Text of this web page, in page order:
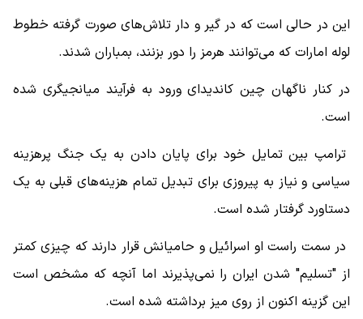
این در حالی است که در گیر و دار تلاش‌های صورت گرفته خطوط
لوله امارات که می‌توانند هرمز را دور بزنند، بمباران شدند.
در کنار ناگهان چین کاندیدای ورود به فرآیند میانجیگری شده
است.
ترامپ بین تمایل خود برای پایان دادن به یک جنگ پرهزینه
سیاسی و نیاز به پیروزی برای تبدیل تمام هزینه‌های قبلی به یک
دستاورد گرفتار شده است.
در سمت راست او اسرائیل و حامیانش قرار دارند که چیزی کمتر
از "تسلیم" شدن ایران را نمی‌پذیرند اما آنچه که مشخص است
این گزینه اکنون از روی میز برداشته شده است.